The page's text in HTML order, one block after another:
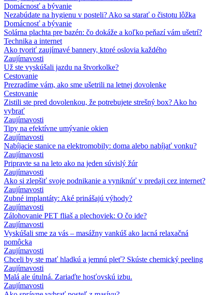
Domácnosť a bývanie
Nezabúdate na hygienu v posteli? Ako sa starať o čistotu lôžka
Domácnosť a bývanie
Solárna plachta pre bazén: čo dokáže a koľko peňazí vám ušetrí?
Technika a internet
Ako tvoriť zaujímavé bannery, ktoré oslovia každého
Zaujímavosti
Už ste vyskúšali jazdu na štvorkolke?
Cestovanie
Prezradíme vám, ako sme ušetrili na letnej dovolenke
Cestovanie
Zistili ste pred dovolenkou, že potrebujete strešný box? Ako ho
vybrať
Zaujímavosti
Tipy na efektívne umývanie okien
Zaujímavosti
Nabíjacie stanice na elektromobily: doma alebo nabíjať vonku?
Zaujímavosti
Pripravte sa na leto ako na jeden súvislý žúr
Zaujímavosti
Ako si zlepšiť svoje podnikanie a vyniknúť v predaji cez internet?
Zaujímavosti
Zubné implantáty: Aké prinášajú výhody?
Zaujímavosti
Zálohovanie PET fliaš a plechoviek: O čo ide?
Zaujímavosti
Vyskúšali sme za vás – masážny vankúš ako lacná relaxačná
pomôcka
Zaujímavosti
Chceli by ste mať hladkú a jemnú pleť? Skúste chemický peeling
Zaujímavosti
Malá ale útulná. Zariaďte hosťovskú izbu.
Zaujímavosti